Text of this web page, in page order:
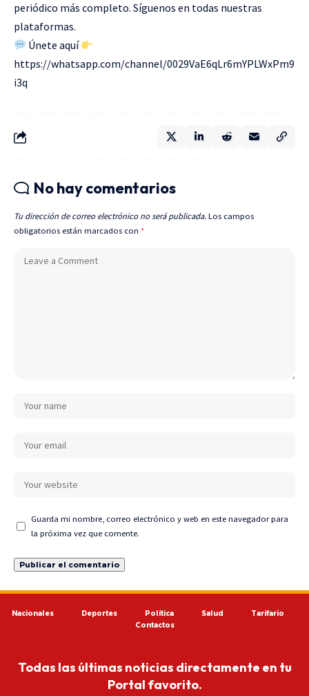
periódico más completo. Síguenos en todas nuestras
plataformas.
Únete aquí
https://whatsapp.com/channel/0029VaE6qLr6mYPLWxPm9
i3q
No hay comentarios
Tu dirección de correo electrónico no será publicada. Los campos
obligatorios están marcados con *
Guarda mi nombre, correo electrónico y web en este navegador para
la próxima vez que comente.
Nacionales Deportes Política Salud
Tarifario
Contactos
Todas las últimas noticias directamente en tu
Portal favorito.